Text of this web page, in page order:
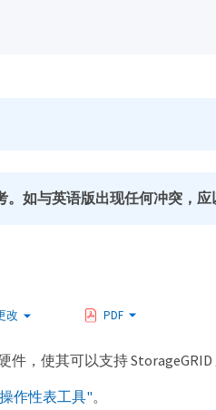
如与英语版出现任何冲突，应
改 PDF
，使其可以支持 StorageGRID
作性表工具"。